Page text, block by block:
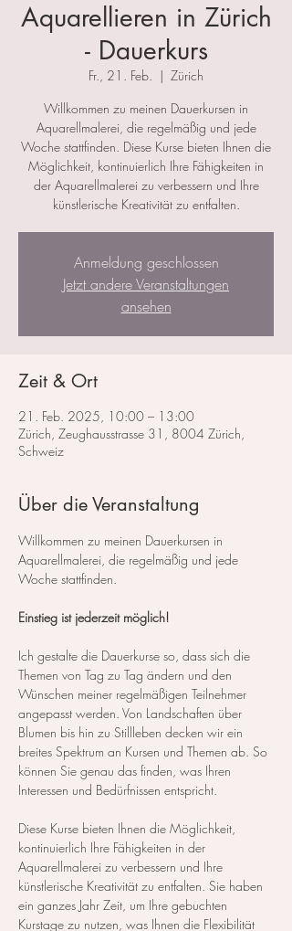
Aquarellieren in Zürich
- Dauerkurs
Fr., 21. Feb.
  |
Zürich
Willkommen zu meinen Dauerkursen in
Aquarellmalerei, die regelmäßig und jede
Woche stattfinden. Diese Kurse bieten Ihnen die
Möglichkeit, kontinuierlich Ihre Fähigkeiten in
der Aquarellmalerei zu verbessern und Ihre
künstlerische Kreativität zu entfalten.
Anmeldung geschlossen
Jetzt andere Veranstaltungen
ansehen
Zeit & Ort
21. Feb. 2025, 10:00 – 13:00
Zürich, Zeughausstrasse 31, 8004 Zürich,
Schweiz
Über die Veranstaltung
Willkommen zu meinen Dauerkursen in
Aquarellmalerei, die regelmäßig und jede
Woche stattfinden.
Einstieg ist jederzeit möglich!
Ich gestalte die Dauerkurse so, dass sich die
Themen von Tag zu Tag ändern und den
Wünschen meiner regelmäßigen Teilnehmer
angepasst werden. Von Landschaften über
Blumen bis hin zu Stillleben decken wir ein
breites Spektrum an Kursen und Themen ab. So
können Sie genau das finden, was Ihren
Interessen und Bedürfnissen entspricht.
Diese Kurse bieten Ihnen die Möglichkeit,
kontinuierlich Ihre Fähigkeiten in der
Aquarellmalerei zu verbessern und Ihre
künstlerische Kreativität zu entfalten. Sie haben
ein ganzes Jahr Zeit, um Ihre gebuchten
Kurstage zu nutzen, was Ihnen die Flexibilität